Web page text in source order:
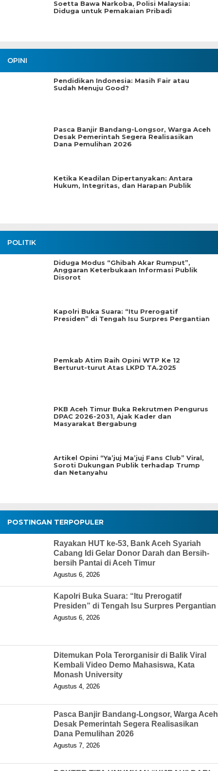
Soetta Bawa Narkoba, Polisi Malaysia:
Diduga untuk Pemakaian Pribadi
OPINI
Pendidikan Indonesia: Masih Fair atau
Sudah Menuju Good?
Pasca Banjir Bandang-Longsor, Warga Aceh
Desak Pemerintah Segera Realisasikan
Dana Pemulihan 2026
Ketika Keadilan Dipertanyakan: Antara
Hukum, Integritas, dan Harapan Publik
POLITIK
Diduga Modus “Ghibah Akar Rumput”,
Anggaran Keterbukaan Informasi Publik
Disorot
Kapolri Buka Suara: “Itu Prerogatif
Presiden” di Tengah Isu Surpres Pergantian
Pemkab Atim Raih Opini WTP Ke 12
Berturut-turut Atas LKPD TA.2025
PKB Aceh Timur Buka Rekrutmen Pengurus
DPAC 2026-2031, Ajak Kader dan
Masyarakat Bergabung
Artikel Opini “Ya’juj Ma’juj Fans Club” Viral,
Soroti Dukungan Publik terhadap Trump
dan Netanyahu
POSTINGAN TERPOPULER
Rayakan HUT ke-53, Bank Aceh Syariah
Cabang Idi Gelar Donor Darah dan Bersih-
bersih Pantai di Aceh Timur
Agustus 6, 2026
Kapolri Buka Suara: “Itu Prerogatif
Presiden” di Tengah Isu Surpres Pergantian
Agustus 6, 2026
Ditemukan Pola Terorganisir di Balik Viral
Kembali Video Demo Mahasiswa, Kata
Monash University
Agustus 4, 2026
Pasca Banjir Bandang-Longsor, Warga Aceh
Desak Pemerintah Segera Realisasikan
Dana Pemulihan 2026
Agustus 7, 2026